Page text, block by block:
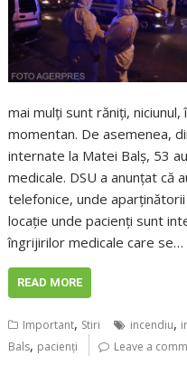
mai mulți sunt răniți,
momentan. De asemenea,
internate la Matei Balș, 53
medicale. DSU a anunțat că
telefonice, unde
locație unde pacienți sunt
îngrijirilor medicale care se…
READ MORE
Important, Stiri incendiu,
Bals, pacienţi Leave a